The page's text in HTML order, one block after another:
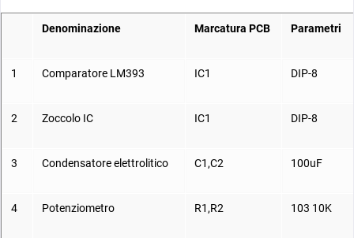
Denominazione Marcatura PCB Parametri
1 Comparatore LM393 IC1 DIP-8
2 Zoccolo IC IC1 DIP-8
3 Condensatore elettrolitico C1,C2 100uF
4 Potenziometro R1,R2 103 10K